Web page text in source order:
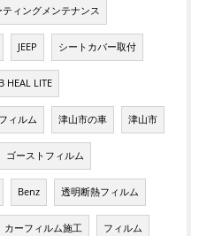
ティングメンテナンス
JEEP シートカバー取付
HEAL LITE
ィルム 津山市の車 津山市
ゴーストフィルム
Benz 透明断熱フィルム
カーフィルム施工 フィルム